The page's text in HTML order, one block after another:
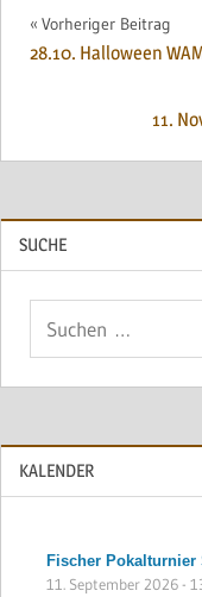
Vorheriger Beitrag
28.10. Halloween
11.
SUCHE
KALENDER
Fischer
11. September 2026-